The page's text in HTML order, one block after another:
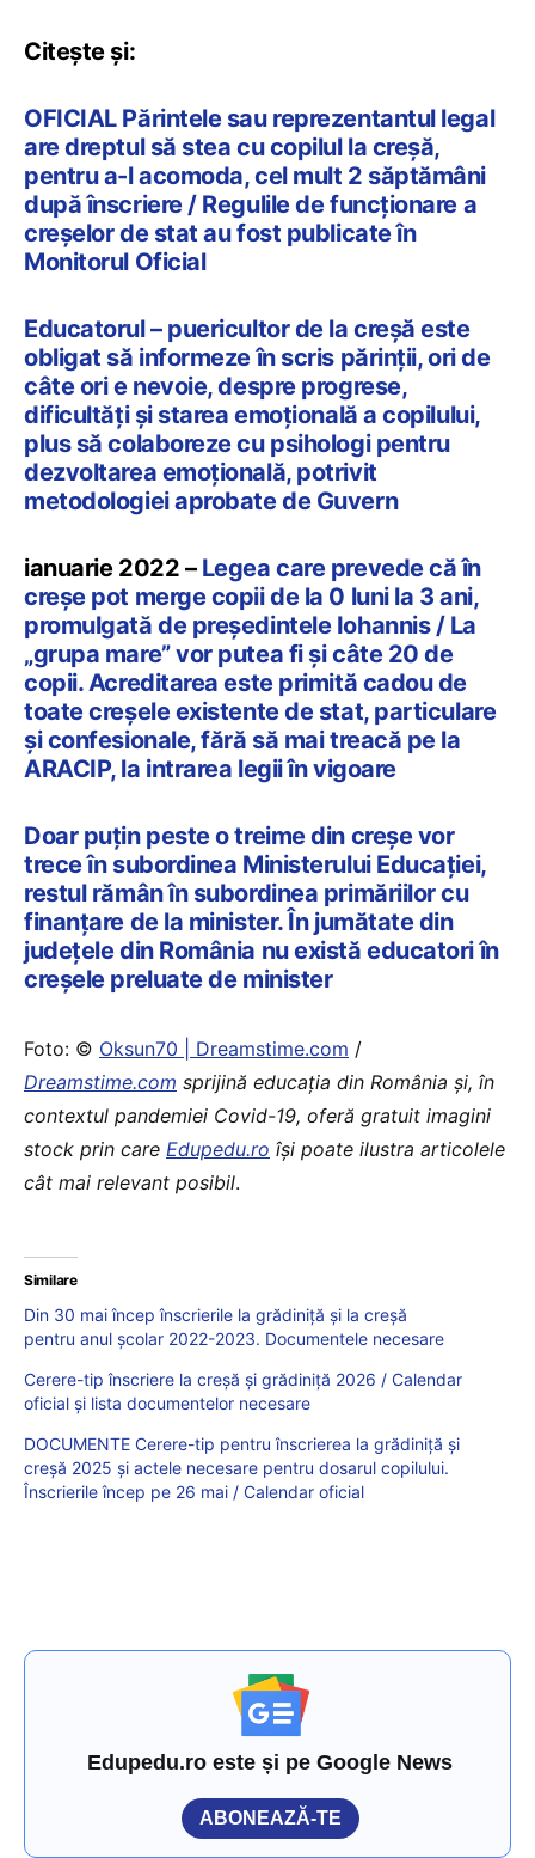
Citește și:
OFICIAL Părintele sau reprezentantul legal
are dreptul să stea cu copilul la creșă,
pentru a-l acomoda, cel mult 2 săptămâni
după înscriere / Regulile de funcționare a
creșelor de stat au fost publicate în
Monitorul Oficial
Educatorul – puericultor de la creșă este
obligat să informeze în scris părinții, ori de
câte ori e nevoie, despre progrese,
dificultăți și starea emoțională a copilului,
plus să colaboreze cu psihologi pentru
dezvoltarea emoțională, potrivit
metodologiei aprobate de Guvern
ianuarie 2022 – Legea care prevede că în
creșe pot merge copii de la 0 luni la 3 ani,
promulgată de președintele Iohannis / La
„grupa mare” vor putea fi și câte 20 de
copii. Acreditarea este primită cadou de
toate creșele existente de stat, particulare
și confesionale, fără să mai treacă pe la
ARACIP, la intrarea legii în vigoare
Doar puțin peste o treime din creșe vor
trece în subordinea Ministerului Educației,
restul rămân în subordinea primăriilor cu
finanțare de la minister. În jumătate din
județele din România nu există educatori în
creșele preluate de minister
Foto: © Oksun70 | Dreamstime.com /
Dreamstime.com sprijină educaţia din România şi, în
contextul pandemiei Covid-19, oferă gratuit imagini
stock prin care Edupedu.ro îşi poate ilustra articolele
cât mai relevant posibil.
Similare
Din 30 mai încep înscrierile la grădiniță și la creșă
pentru anul școlar 2022-2023. Documentele necesare
Cerere-tip înscriere la creșă și grădiniță 2026 / Calendar
oficial și lista documentelor necesare
DOCUMENTE Cerere-tip pentru înscrierea la grădiniță și
creșă 2025 și actele necesare pentru dosarul copilului.
Înscrierile încep pe 26 mai / Calendar oficial
Edupedu.ro este și pe Google News
ABONEAZĂ-TE